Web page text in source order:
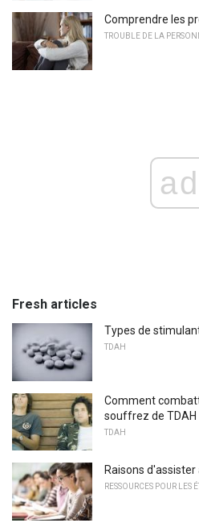
Comprendre les
TROUBLE DE LA
ad
Fresh articles
Types de
TDAH
Comment
souffrez de TDAH
TDAH
Raisons
RESSOURCES POUR LES